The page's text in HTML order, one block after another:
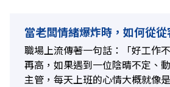
當老闆情緒爆炸時，如何從
職場上流傳著一句話：「好工作
再高，如果遇到一位陰晴不定、
主管，每天上班的心情大概就像